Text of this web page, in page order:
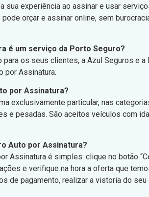
sua experiência ao assinar e usar
orçar e assinar online, sem
é um serviço da Porto Seguro?
para os seus clientes, a Azul Seguros e a
por Assinatura.
por Assinatura?
exclusivamente particular, nas
e pesadas. São aceitos veículos com
Auto por Assinatura?
Assinatura é simples: clique no botão
e verifique na hora a oferta que
de pagamento, realizar a vistoria do seu